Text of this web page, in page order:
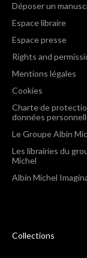
Déposer un
Espace libraire
Espace presse
Rights and
Mentions légales
Cookies
Charte de
données
Le Groupe Albin
Les librairies du
Michel
Albin Michel
Collections